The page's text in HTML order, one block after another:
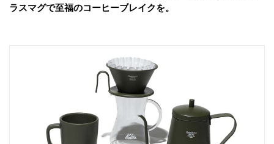
ラスマグで至福のコーヒーブレイクを。